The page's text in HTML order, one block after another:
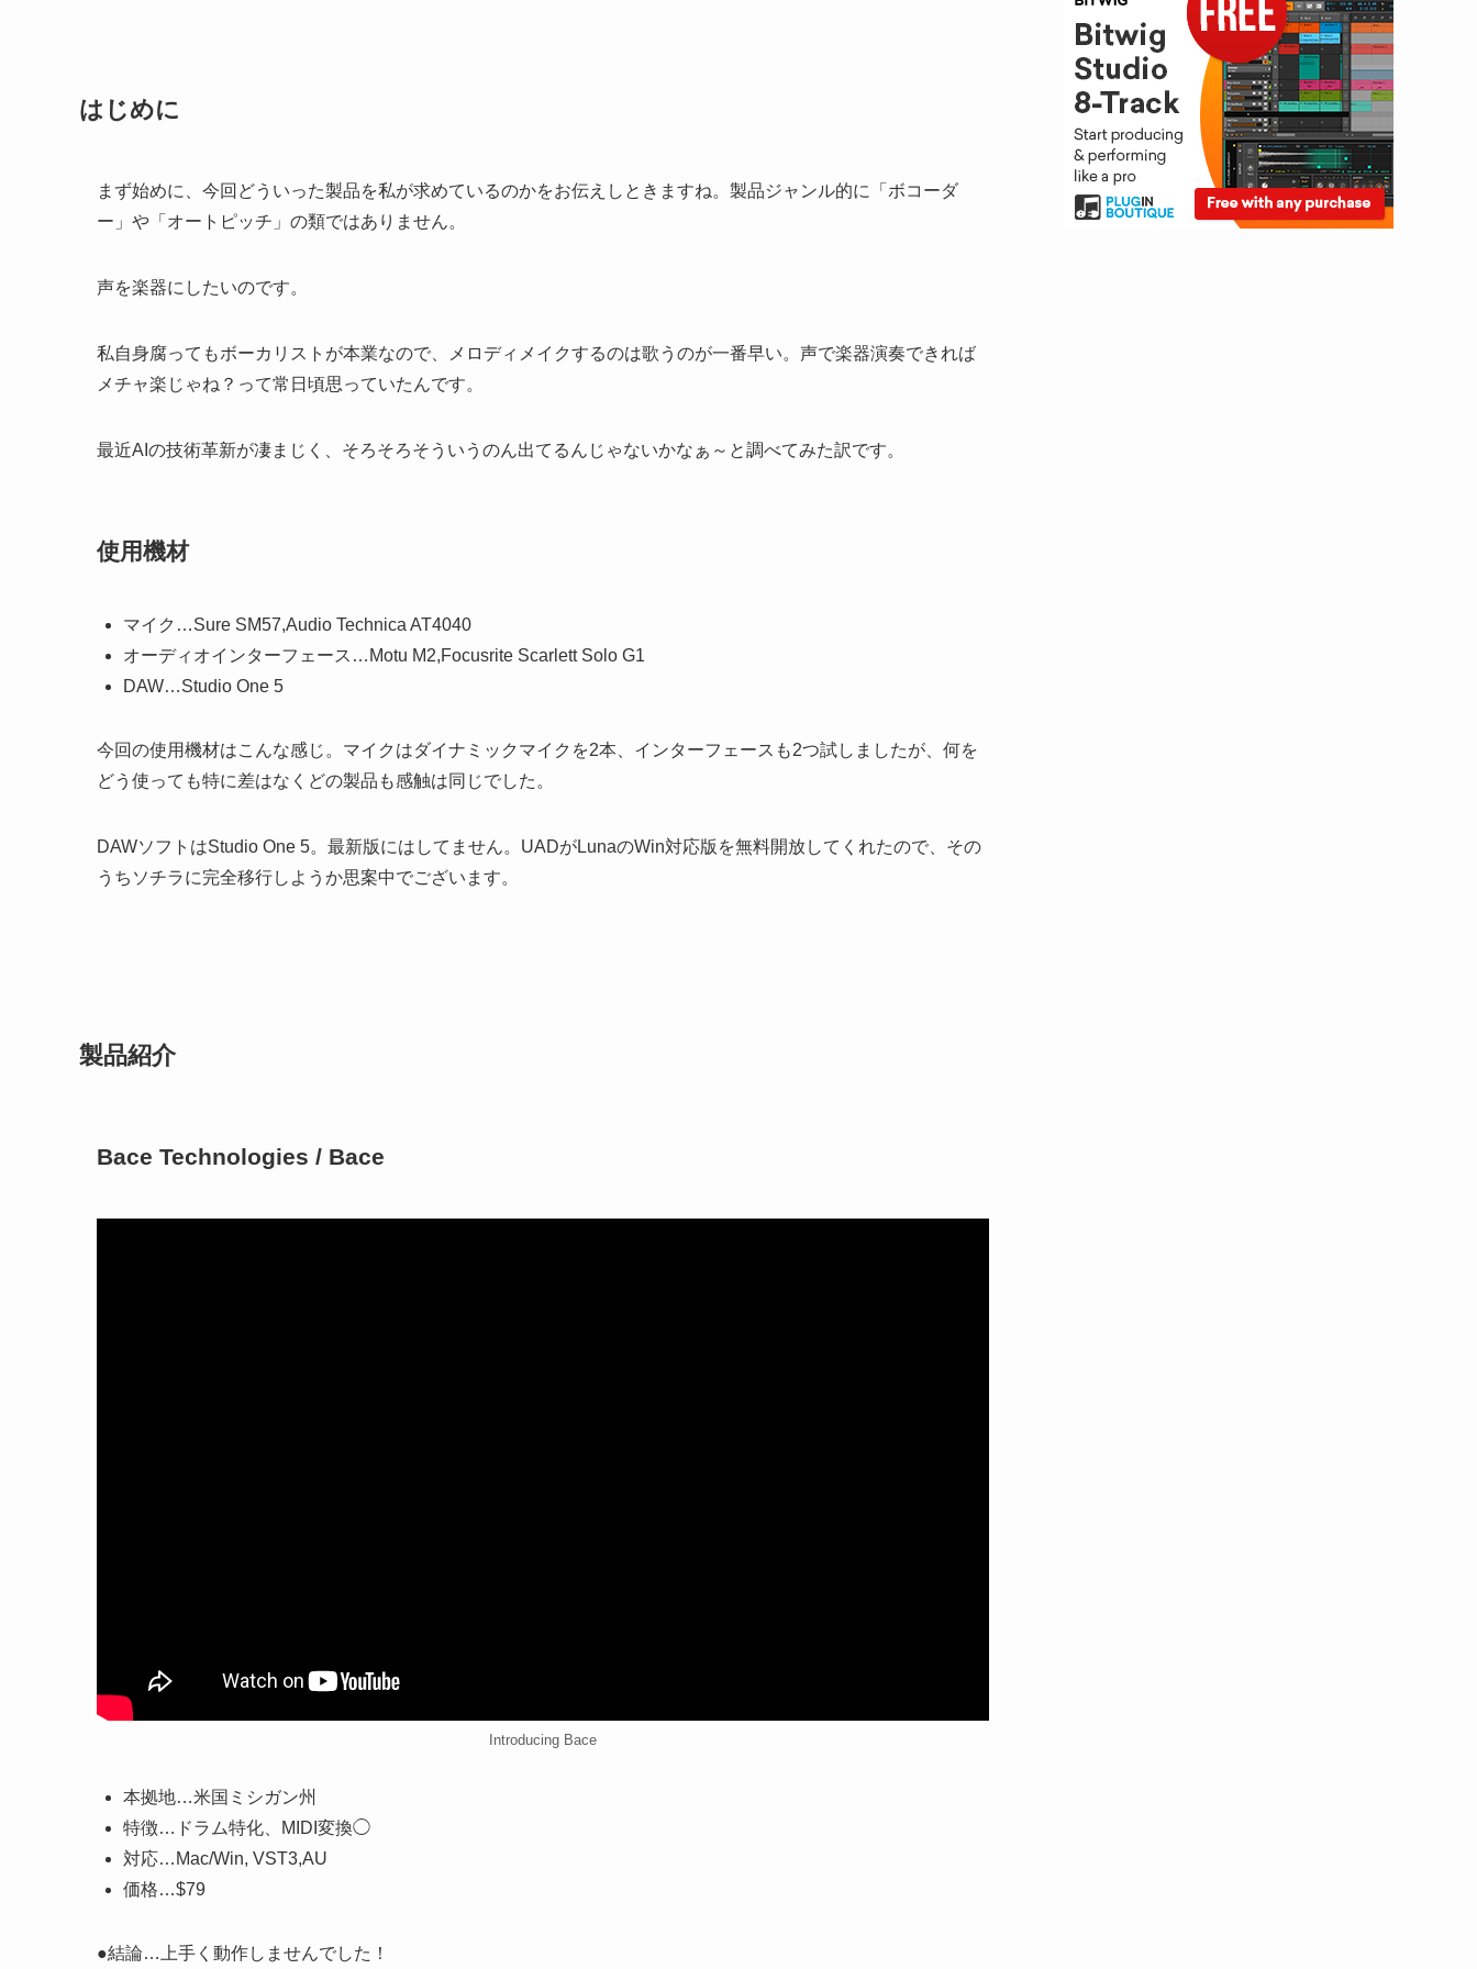
はじめに
まず始めに、今回どういった製品を私が求めているのかをお伝えしときますね。製品ジャンル的に「ボコーダ
ー」や「オートピッチ」の類ではありません。
声を楽器にしたいのです。
私自身腐ってもボーカリストが本業なので、メロディメイクするのは歌うのが一番早い。声で楽器演奏できれば
メチャ楽じゃね？って常日頃思っていたんです。
最近AIの技術革新が凄まじく、そろそろそういうのん出てるんじゃないかなぁ～と調べてみた訳です。
使用機材
マイク…Sure SM57,Audio Technica AT4040
オーディオインターフェース…Motu M2,Focusrite Scarlett Solo G1
DAW…Studio One 5
今回の使用機材はこんな感じ。マイクはダイナミックマイクを2本、インターフェースも2つ試しましたが、何を
どう使っても特に差はなくどの製品も感触は同じでした。
DAWソフトはStudio One 5。最新版にはしてません。UADがLunaのWin対応版を無料開放してくれたので、その
うちソチラに完全移行しようか思案中でございます。
製品紹介
Bace Technologies / Bace
Introducing Bace
本拠地…米国ミシガン州
特徴…ドラム特化、MIDI変換◯
対応…Mac/Win, VST3,AU
価格…$79
●結論…上手く動作しませんでした！